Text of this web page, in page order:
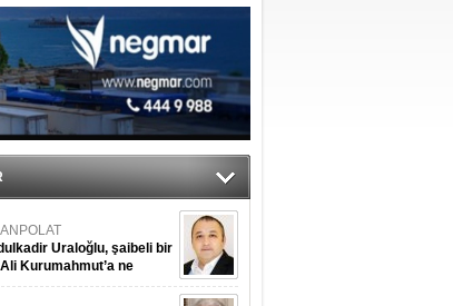
Uraloğlu, şaibeli bir
Kurumahmut’a ne